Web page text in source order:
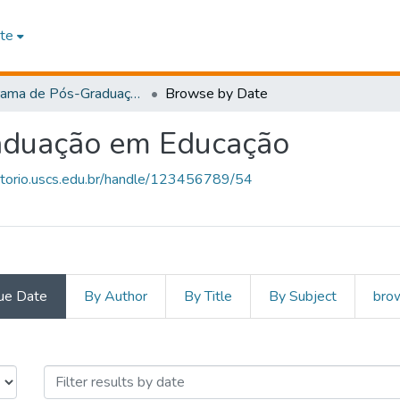
Programa de Pós-Graduação em Educação Browse by Date
em Educação
handle/123456789/54
Date By Author By Title By Subject
Graduação em